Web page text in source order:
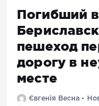
Погибший
пешеход
дорогу в
месте
Євгенія Весна